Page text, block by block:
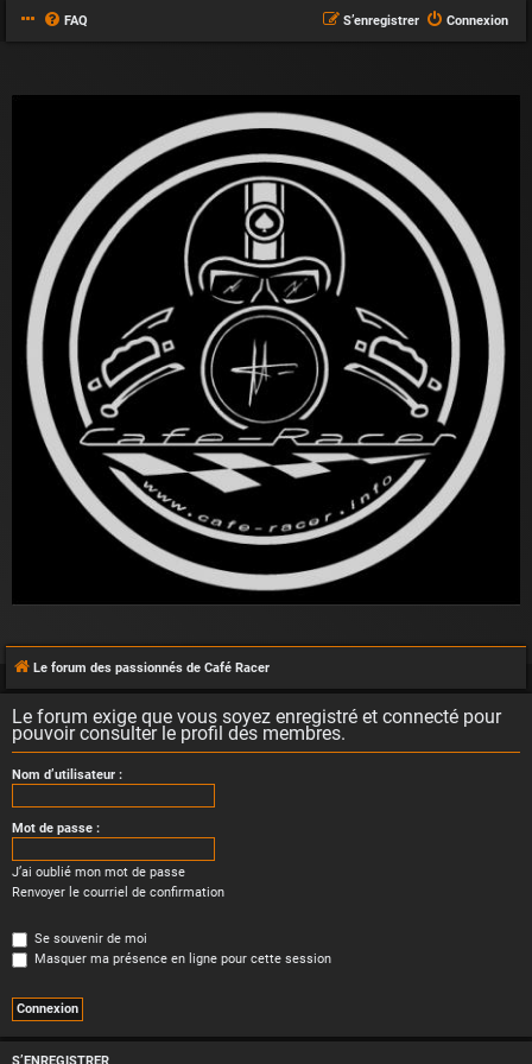
FAQ Connexion
S’enregistrer
Le forum des passionnés de Café Racer
Le forum exige que vous soyez enregistré et connecté pour
pouvoir consulter le profil des membres.
Nom d’utilisateur :
Mot de passe :
J’ai oublié mon mot de passe
Renvoyer le courriel de confirmation
Se souvenir de moi
Masquer ma présence en ligne pour cette session